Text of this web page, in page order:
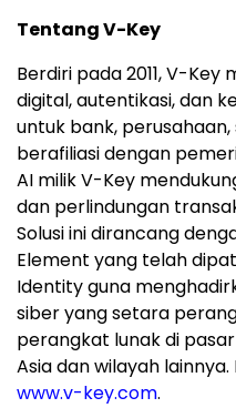
Tentang V-Key
Berdiri pada 2011, V-
digital, autentikasi, dan
untuk bank,
berafiliasi dengan
AI milik V-Key
dan perlindungan
Solusi ini dirancang
Element yang telah
Identity guna
siber yang setara
perangkat lunak di
Asia dan wilayah
www.v-key.com.